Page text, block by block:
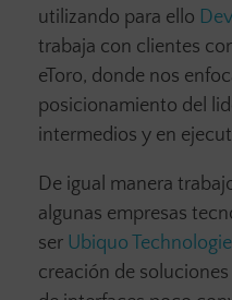
utilizando para ello
trabaja con clientes
eToro, donde nos
posicionamiento del
intermedios y en
De igual manera
algunas empresas
ser Ubiquo
creación de